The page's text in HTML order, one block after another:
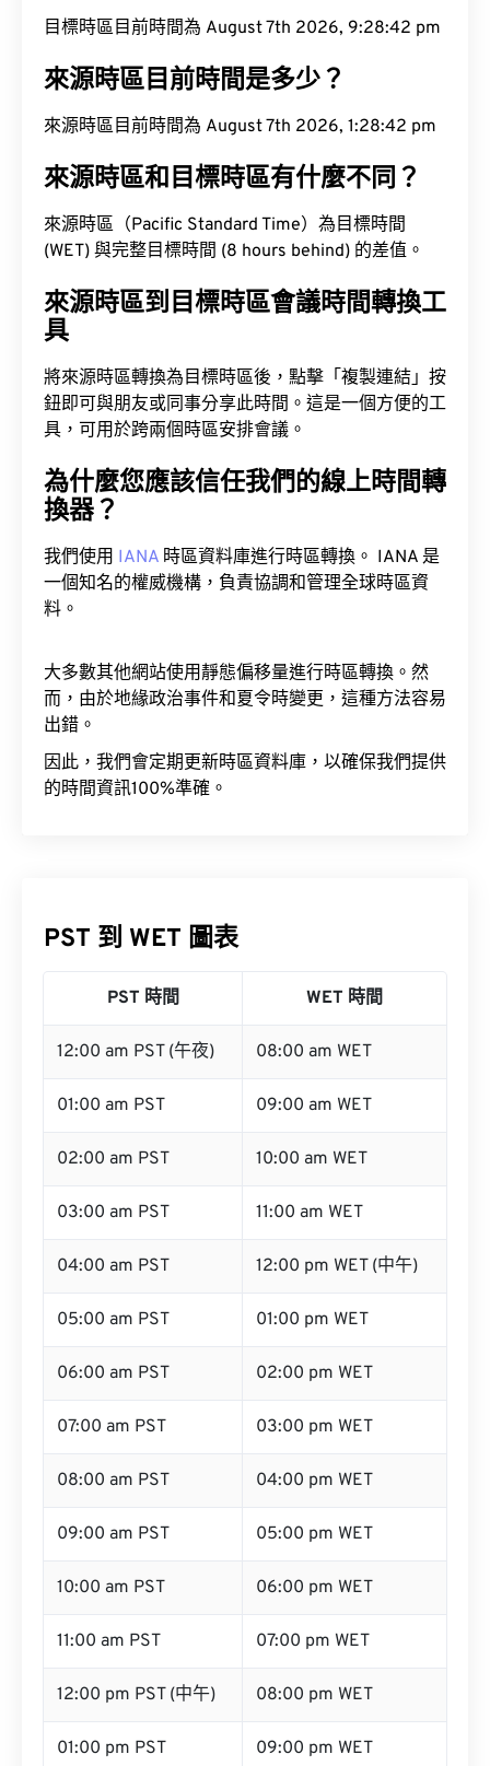
目標時區目前時間為 August 7th 2026, 9:28:43 pm
來源時區目前時間是多少？
來源時區目前時間為 August 7th 2026, 1:28:43 pm
來源時區和目標時區有什麼不同？
來源時區（Pacific Standard Time）為目標時間
(WET) 與完整目標時間 (8 hours behind) 的差值。
來源時區到目標時區會議時間轉換工
具
將來源時區轉換為目標時區後，點擊「複製連結」按
鈕即可與朋友或同事分享此時間。這是一個方便的工
具，可用於跨兩個時區安排會議。
為什麼您應該信任我們的線上時間轉
換器？
我們使用 IANA 時區資料庫進行時區轉換。 IANA 是
一個知名的權威機構，負責協調和管理全球時區資
料。
大多數其他網站使用靜態偏移量進行時區轉換。然
而，由於地緣政治事件和夏令時變更，這種方法容易
出錯。
因此，我們會定期更新時區資料庫，以確保我們提供
的時間資訊100%準確。
PST 到 WET 圖表
PST 時間 WET 時間
12:00 am PST (午夜) 08:00 am WET
01:00 am PST 09:00 am WET
02:00 am PST 10:00 am WET
03:00 am PST 11:00 am WET
04:00 am PST 12:00 pm WET (中午)
05:00 am PST 01:00 pm WET
06:00 am PST 02:00 pm WET
07:00 am PST 03:00 pm WET
08:00 am PST 04:00 pm WET
09:00 am PST 05:00 pm WET
10:00 am PST 06:00 pm WET
11:00 am PST 07:00 pm WET
12:00 pm PST (中午) 08:00 pm WET
01:00 pm PST 09:00 pm WET